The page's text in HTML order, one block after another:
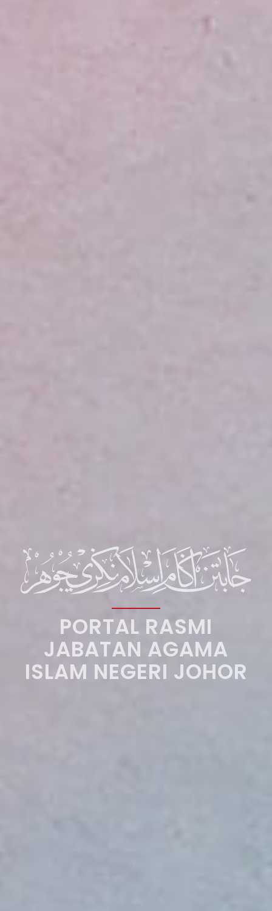
PORTAL RASMI
JABATAN AGAMA
ISLAM NEGERI JOHOR